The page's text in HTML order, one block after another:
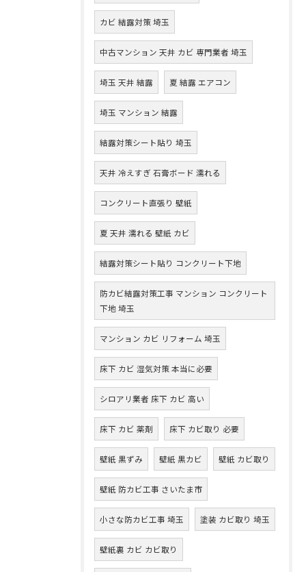
カビ 結露対策 埼玉
中古マンション 天井 カビ 専門業者 埼玉
埼玉 天井 結露 夏 結露 エアコン
埼玉 マンション 結露
結露対策シート貼り 埼玉
天井 冷えすぎ 石膏ボード 濡れる
コンクリート直張り 壁紙
夏 天井 濡れる 壁紙 カビ
結露対策シート貼り コンクリート下地
防カビ結露対策工事 マンション コンクリート
下地 埼玉
マンション カビ リフォーム 埼玉
床下 カビ 湿気対策 本当に必要
シロアリ業者 床下 カビ 高い
床下 カビ 薬剤 床下 カビ取り 必要
壁紙 黒ずみ 壁紙 黒カビ 壁紙 カビ取り
壁紙 防カビ工事 さいたま市
小さな防カビ工事 埼玉 塗装 カビ取り 埼玉
壁紙裏 カビ カビ取り